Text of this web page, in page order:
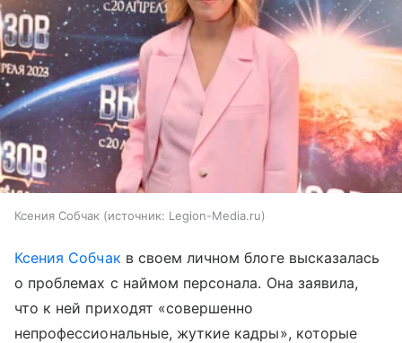
Ксения Собчак источник: Legion-Media.ru
Ксения Собчак в своем личном блоге высказалась
о проблемах с наймом персонала. Она заявила,
что к ней приходят «совершенно
непрофессиональные, жуткие кадры», которые